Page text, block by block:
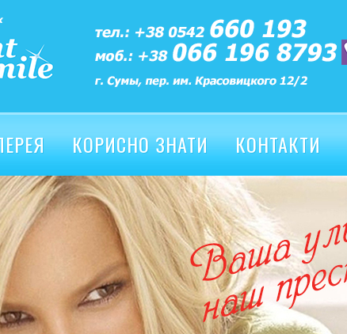
КОРИСНО ЗНАТИ КОНТАКТИ